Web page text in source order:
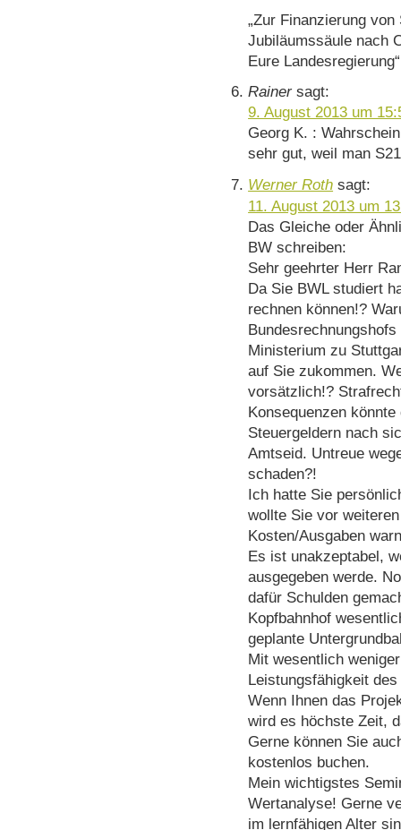
„Zur Finanzierung
Jubiläumssäule nach
Eure Landesregierung“
Rainer sagt:
9. August 2013 um
Georg K. :
sehr gut, weil man
Werner Roth sagt:
11. August 2013 um
Das Gleiche oder
BW schreiben:
Sehr geehrter Herr
Da Sie BWL studiert
rechnen können!?
Ministerium zu
auf Sie zukommen.
vorsätzlich!?
Konsequenzen
Steuergeldern nach
Amtseid. Untreue
schaden?!
Ich hatte Sie
wollte Sie vor
Kosten/Ausgaben
Es ist unakzeptabel,
ausgegeben werde.
dafür Schulden
Kopfbahnhof
geplante
Mit wesentlich
Leistungsfähigkeit
Wenn Ihnen das
wird es höchste Zeit,
Gerne können Sie
kostenlos buchen.
Mein wichtigstes
Wertanalyse! Gerne
im lernfähigen Alter